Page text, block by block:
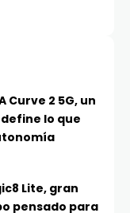
Curve 2 5G, un
lo que
Lite, gran
pensado para